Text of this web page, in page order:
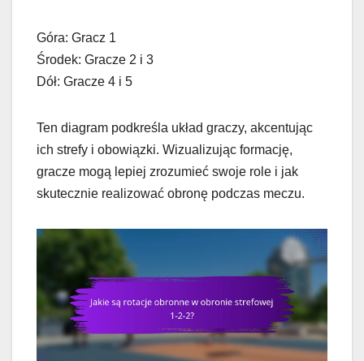
Góra: Gracz 1
Środek: Gracze 2 i 3
Dół: Gracze 4 i 5
Ten diagram podkreśla układ graczy, akcentując
ich strefy i obowiązki. Wizualizując formację,
gracze mogą lepiej zrozumieć swoje role i jak
skutecznie realizować obronę podczas meczu.